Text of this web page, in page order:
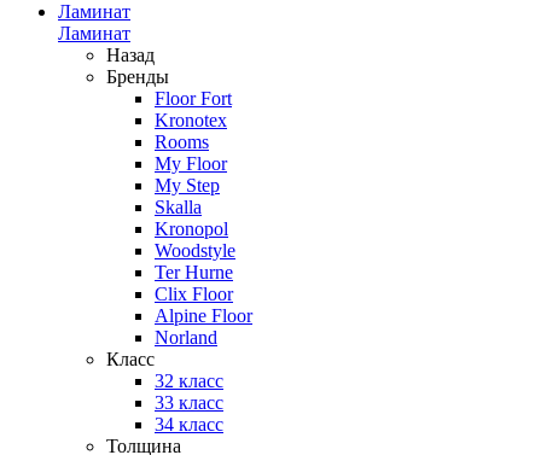
Ламинат
Ламинат
Назад
Бренды
Floor Fort
Kronotex
Rooms
My Floor
My Step
Skalla
Kronopol
Woodstyle
Ter Hurne
Clix Floor
Alpine Floor
Norland
Класс
32 класс
33 класс
34 класс
Толщина